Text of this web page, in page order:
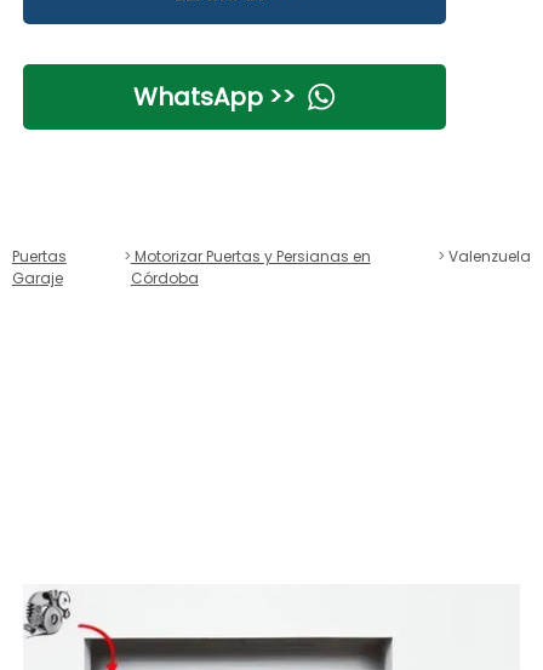
WhatsApp >>
Puertas
Garaje
Motorizar Puertas y Persianas en
Córdoba
Valenzuela